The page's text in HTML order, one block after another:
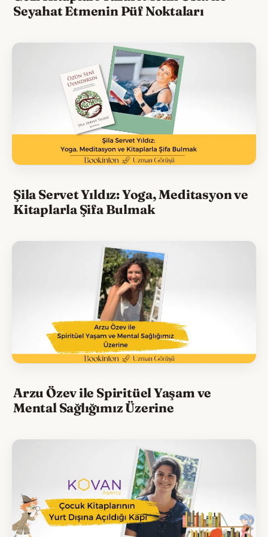
Seyahat Etmenin Püf Noktaları
Şila Servet Yıldız: Yoga, Meditasyon ve
Kitaplarla Şifa Bulmak
Arzu Özev ile Spiritüel Yaşam ve
Mental Sağlığımız Üzerine